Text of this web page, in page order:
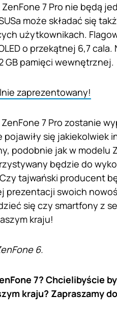
7 Pro nie będą
może składać się
użytkownikach.
o przekątnej 6,7
GB pamięci wewnętrznej.
zaprezentowany!
7 Pro zostanie
się jakiekolwiek
podobnie jak w modelu
będzie do
tajwański producent
prezentacji swoich
się czy smartfony z
kraju!
6.
7? Chcielibyście
kraju? Zapraszamy